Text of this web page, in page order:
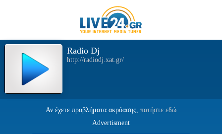
Radio Dj
http://radiodj.xat.gr/
Αν έχετε προβλήματα ακρόασης, πατήστε εδώ
Advertisment